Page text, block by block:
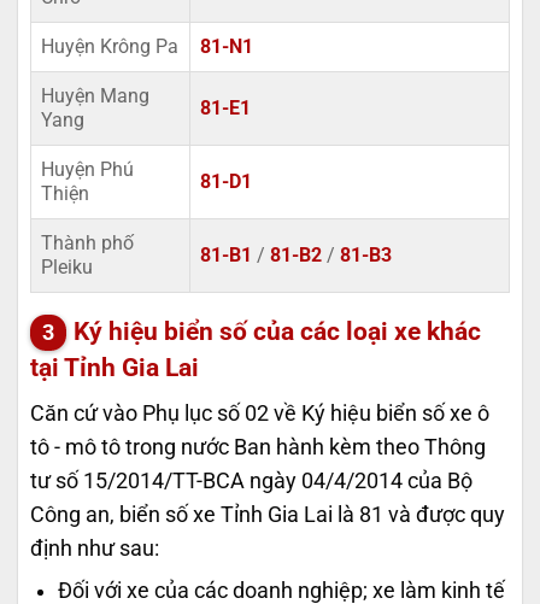
Huyện Krông Pa 81-N1
Huyện Mang
Yang
81-E1
Huyện Phú
Thiện
81-D1
Thành phố
Pleiku
81-B1 / 81-B2 / 81-B3
Ký hiệu biển số của các loại xe khác
tại Tỉnh Gia Lai
Căn cứ vào Phụ lục số 02 về Ký hiệu biển số xe ô
tô - mô tô trong nước Ban hành kèm theo Thông
tư số 15/2014/TT-BCA ngày 04/4/2014 của Bộ
Công an, biển số xe Tỉnh Gia Lai là 81 và được quy
định như sau:
Đối với xe của các doanh nghiệp; xe làm kinh tế